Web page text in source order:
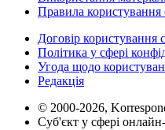
Правила користування
Договір користування
Політика у сфері
Угода щодо
Редакція
© 2000-2026,
Суб'єкт у сфері